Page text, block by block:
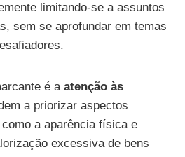
limitando-se a assuntos
sem se aprofundar em temas
é a atenção às
a priorizar aspectos
a aparência física e
excessiva de bens